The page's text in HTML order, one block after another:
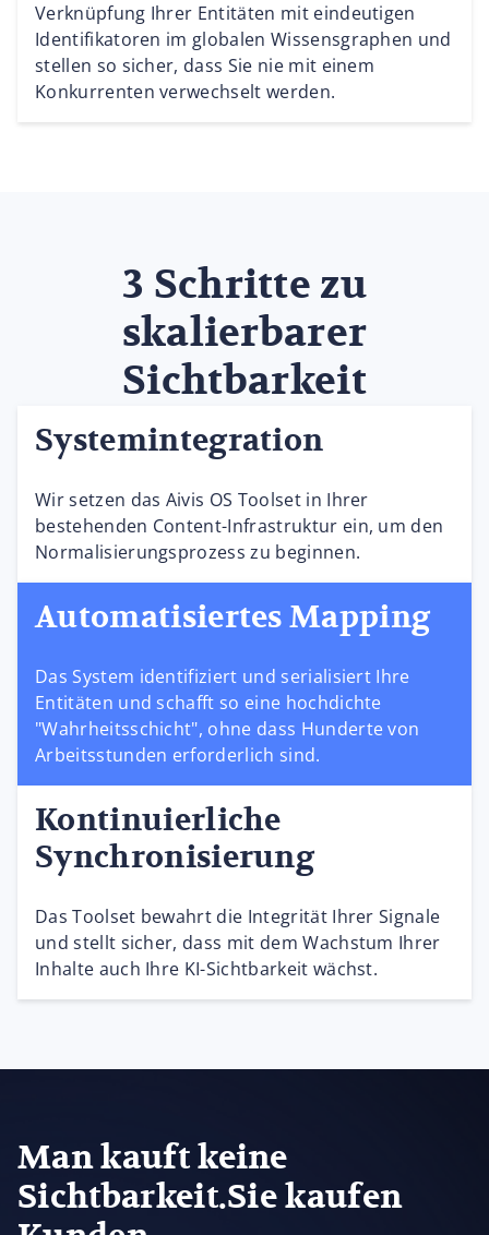
Verknüpfung Ihrer Entitäten mit eindeutigen
Identifikatoren im globalen Wissensgraphen und
stellen so sicher, dass Sie nie mit einem
Konkurrenten verwechselt werden.
3 Schritte zu
skalierbarer
Sichtbarkeit
Systemintegration
Wir setzen das Aivis OS Toolset in Ihrer
bestehenden Content-Infrastruktur ein, um den
Normalisierungsprozess zu beginnen.
Automatisiertes Mapping
Das System identifiziert und serialisiert Ihre
Entitäten und schafft so eine hochdichte
"Wahrheitsschicht", ohne dass Hunderte von
Arbeitsstunden erforderlich sind.
Kontinuierliche
Synchronisierung
Das Toolset bewahrt die Integrität Ihrer Signale
und stellt sicher, dass mit dem Wachstum Ihrer
Inhalte auch Ihre KI-Sichtbarkeit wächst.
Man kauft keine
Sichtbarkeit.Sie kaufen